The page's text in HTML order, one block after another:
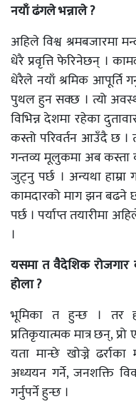
नयाँ ढंगले भन्नाले ?
अहिले विश्व श्रमबजारमा
धेरै प्रवृत्ति फेरिनेछन् ।
धेरैले नयाँ श्रमिक आपूर्ति
पुथल हुन सक्छ । त्यो
विभिन्न देशमा रहेका
कस्तो परिवर्तन आउँदै छ ।
गन्तव्य मूलुकमा अब कस्ता
जुट्नु पर्छ । अन्यथा
कामदारको माग झन बढने छ
पर्छ । पर्याप्त तयारीमा
।
यसमा त वैदेशिक
होला ?
भूमिका त हुन्छ । तर
प्रतिकृयात्मक मात्र छन्,
यता मान्छे खोज्ने
अध्ययन गर्ने, जनशक्ति
गर्नुपर्ने हुन्छ ।